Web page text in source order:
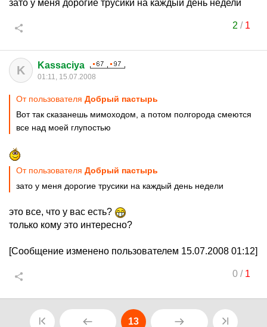
зато у меня дорогие трусики на каждый день недели
2 / 1
K Kassaciya
01:11, 15.07.2008
От пользователя Добрый пастырь
Вот так сказанешь мимоходом, а потом полгорода смеются
все над моей глупостью
От пользователя Добрый пастырь
зато у меня дорогие трусики на каждый день недели
это все, что у вас есть?
только кому это интересно?
[Сообщение изменено пользователем 15.07.2008 01:12]
0/ 1
13